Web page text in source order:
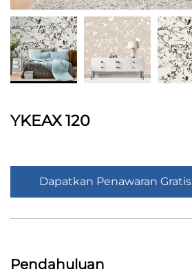
YKEAX 120
Dapatkan Penawaran Gratis
Pendahuluan